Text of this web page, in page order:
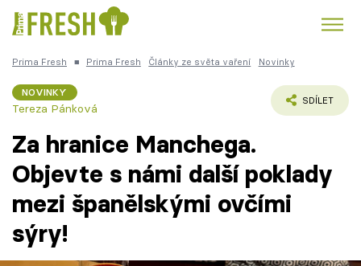
Česká kuchyně
Témata
Recepty
Prima Fresh ■ Prima Fresh Články ze světa vaření Novinky
NOVINKY
Tereza Pánková
SDÍLET
Za hranice Manchega.
Objevte s námi další poklady
mezi španělskými ovčími
sýry!